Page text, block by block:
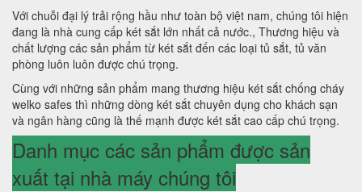
Với chuỗi đại lý trải rộng hầu như toàn bộ việt nam, chúng tôi hiện
đang là nhà cung cấp két sắt lớn nhất cả nước., Thương hiệu và
chất lượng các sản phẩm từ két sắt đến các loại tủ sắt, tủ văn
phòng luôn luôn được chú trọng.
Cùng với những sản phẩm mang thương hiệu két sắt chống cháy
welko safes thì những dòng két sắt chuyên dụng cho khách sạn
và ngân hàng cũng là thế mạnh được két sắt cao cấp chú trọng.
Danh mục các sản phẩm được sản
xuất tại nhà máy chúng tôi